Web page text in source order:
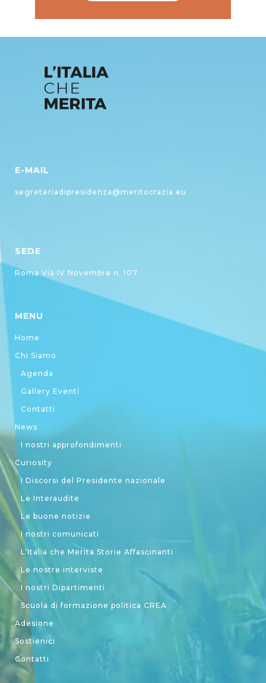
E-MAIL
segreteriadipresidenza@meritocrazia.eu
SEDE
Roma Via IV Novembre n. 107
MENU
Home
Chi Siamo
Agenda
Gallery Eventi
Contatti
News
I nostri approfondimenti
Curiosity
I Discorsi del Presidente nazionale
Le Interaudite
Le buone notizie
I nostri comunicati
L’Italia che Merita Storie Affascinanti
Le nostre interviste
I nostri Dipartimenti
Scuola di formazione politica CREA
Adesione
Sostienici
Contatti